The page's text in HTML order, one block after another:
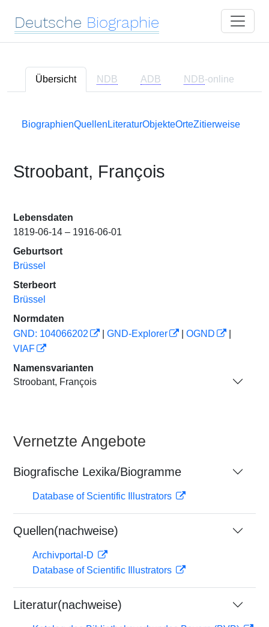
Deutsche Biographie
Übersicht NDB ADB NDB-online
BiographienQuellen LiteraturObjekteOrteZitierweise
Stroobant, François
Lebensdaten
1819-06-14 – 1916-06-01
Geburtsort
Brüssel
Sterbeort
Brüssel
Normdaten
GND: 104066202
GND-Explorer OGND
VIAF
Namensvarianten
Stroobant, François
Vernetzte Angebote
Biografische Lexika/Biogramme
Database of Scientific Illustrators
Quellen(nachweise)
Archivportal-D
Database of Scientific Illustrators
Literatur(nachweise)